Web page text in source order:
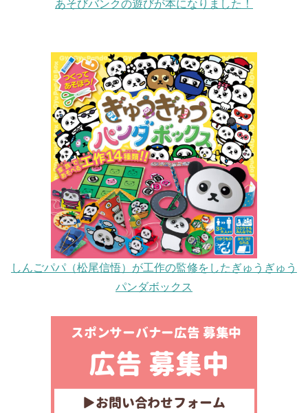
あそびバンクの遊びが本になりました！
しんごパパ（松尾信悟）が工作の監修をしたぎゅうぎゅう
パンダボックス